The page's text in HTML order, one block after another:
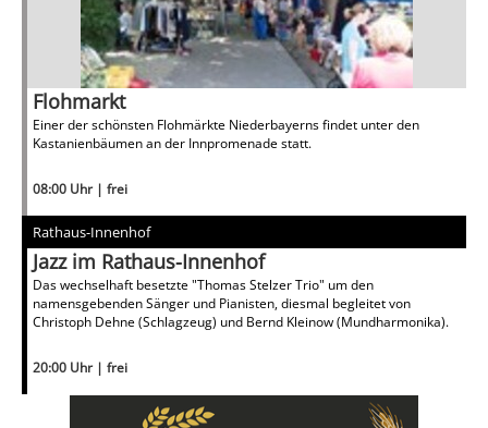
Flohmarkt
Einer der schönsten Flohmärkte Niederbayerns findet unter den
Kastanienbäumen an der Innpromenade statt.
08:00 Uhr | frei
Rathaus-Innenhof
Jazz im Rathaus-Innenhof
Das wechselhaft besetzte "Thomas Stelzer Trio" um den
namensgebenden Sänger und Pianisten, diesmal begleitet von
Christoph Dehne (Schlagzeug) und Bernd Kleinow (Mundharmonika).
20:00 Uhr | frei